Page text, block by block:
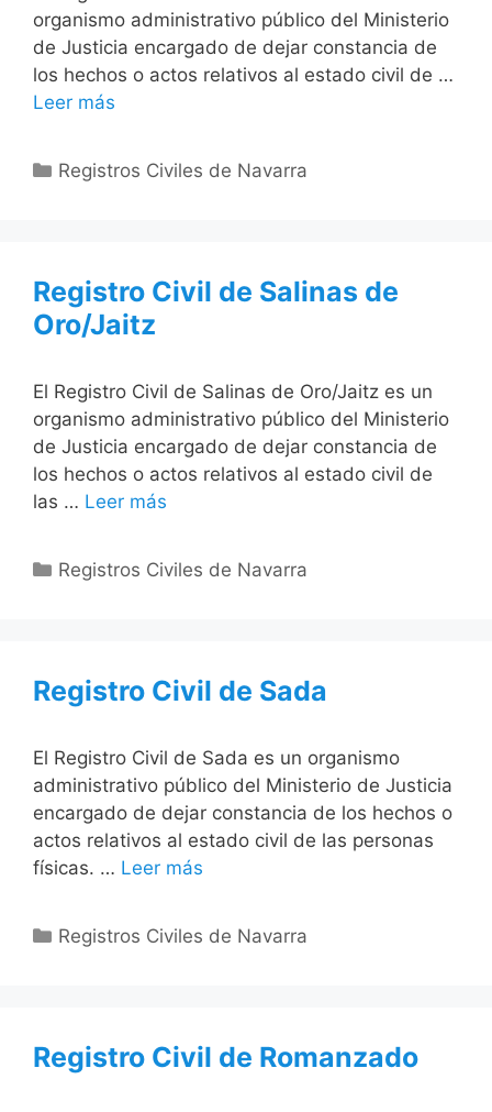
organismo administrativo público del Ministerio
de Justicia encargado de dejar constancia de
los hechos o actos relativos al estado civil de …
Leer más
Categorías
Registros Civiles de Navarra
Registro Civil de Salinas de
Oro/Jaitz
El Registro Civil de Salinas de Oro/Jaitz es un
organismo administrativo público del Ministerio
de Justicia encargado de dejar constancia de
los hechos o actos relativos al estado civil de
las … Leer más
Categorías
Registros Civiles de Navarra
Registro Civil de Sada
El Registro Civil de Sada es un organismo
administrativo público del Ministerio de Justicia
encargado de dejar constancia de los hechos o
actos relativos al estado civil de las personas
físicas. … Leer más
Categorías
Registros Civiles de Navarra
Registro Civil de Romanzado